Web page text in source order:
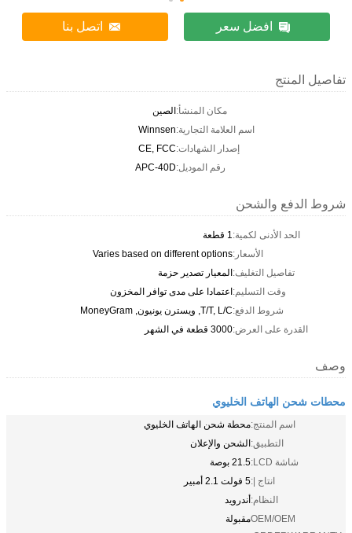
افضل سعر اتصل بنا
تفاصيل المنتج
مكان المنشأ:الصين
اسم العلامة التجارية:Winnsen
إصدار الشهادات:CE, FCC
رقم الموديل:APC-40D
شروط الدفع والشحن
الحد الأدنى لكمية:1 قطعة
الأسعار:Varies based on different options
تفاصيل التغليف:المعيار تصدير حزمة
وقت التسليم:اعتمادا على مدى توافر المخزون
شروط الدفع:T/T, L/C, ويسترن يونيون, MoneyGram
القدرة على العرض:3000 قطعة في الشهر
وصف
محطات شحن الهاتف الخليوي
اسم المنتج:محطة شحن الهاتف الخليوي
التطبيق:الشحن والإعلان
شاشة LCD:
21.5 بوصة
انتاج |:5 فولت 2.1 أمبير
النظام:أندرويد
OEM/OEMمقبولة